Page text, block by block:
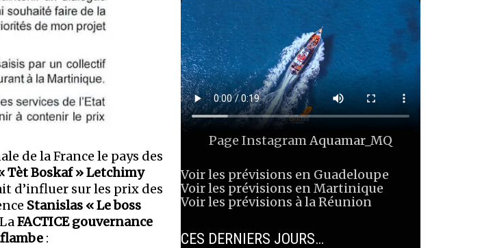
de la France le pays des
Tèt Boskaf » Letchimy
d’influer sur les prix des
Stanislas « Le boss
FACTICE gouvernance
:
Page InstagramAquamar_MQ
Voir les prévisions en Guadeloupe
Voir les prévisions en Martinique
Voir les prévisions à la Réunion
CES DERNIERS JOURS…